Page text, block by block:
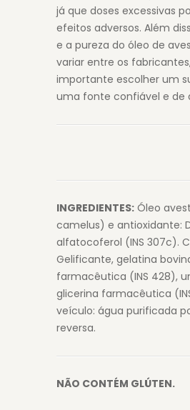
já que doses excessivas
efeitos adversos. Além
e a pureza do óleo de
variar entre os
importante escolher um
uma fonte confiável e de
INGREDIENTES: Óleo
camelus) e antioxidante:
alfatocoferol (INS 307c).
Gelificante, gelatina
farmacêutica (INS 428),
glicerina farmacêutica
veículo: água purificada
reversa.
NÃO CONTÉM GLÚTEN.